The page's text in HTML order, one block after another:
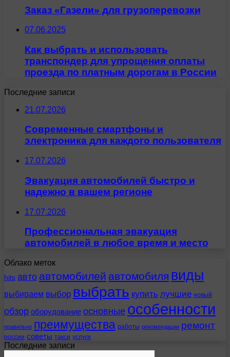
Заказ «Газели» для грузоперевозки
07.06.2025
Как выбрать и использовать
транспондер для упрощения оплаты
проезда по платным дорогам в России
Последние записи
21.07.2026
Современные смартфоны и
электроника для каждого пользователя
17.07.2026
Эвакуация автомобилей быстро и
надежно в вашем регионе
17.07.2026
Профессиональная эвакуация
автомобилей в любое время и место
Облако меток
hits авто автомобилей автомобиля виды
выбираем выбор выбрать купить лучшие новый
обзор оборудование основные особенности
правильно преимущества работы рекомендации ремонт
россии советы такси услуги
Последние записи